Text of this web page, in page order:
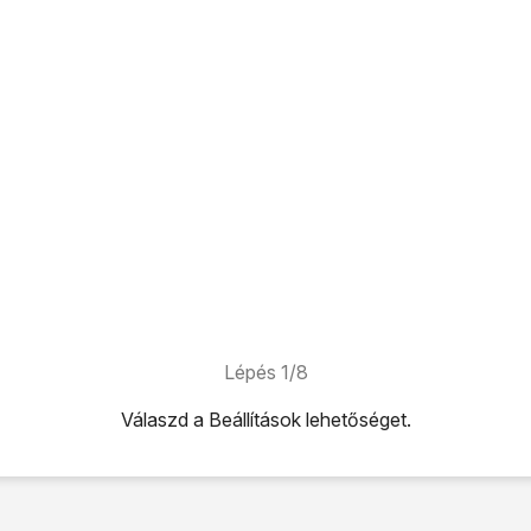
Lépés 1/8
Válaszd a Beállításoklehetőséget.
az iPhone-ralehetőséget.